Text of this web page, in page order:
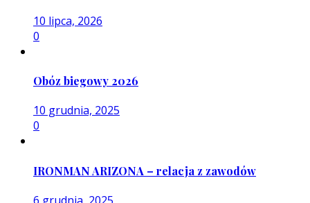
10 lipca, 2026
0
Obóz biegowy 2026
10 grudnia, 2025
0
IRONMAN ARIZONA – relacja z zawodów